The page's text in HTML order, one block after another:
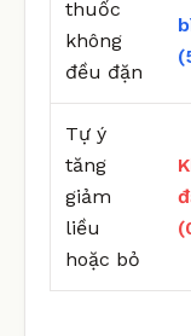
thuốc
không
đều đặn
Tự ý
tăng
giảm
liều
hoặc bỏ